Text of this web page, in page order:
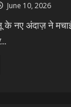
June 10, 2026
नए अंदाज़ ने मचाई